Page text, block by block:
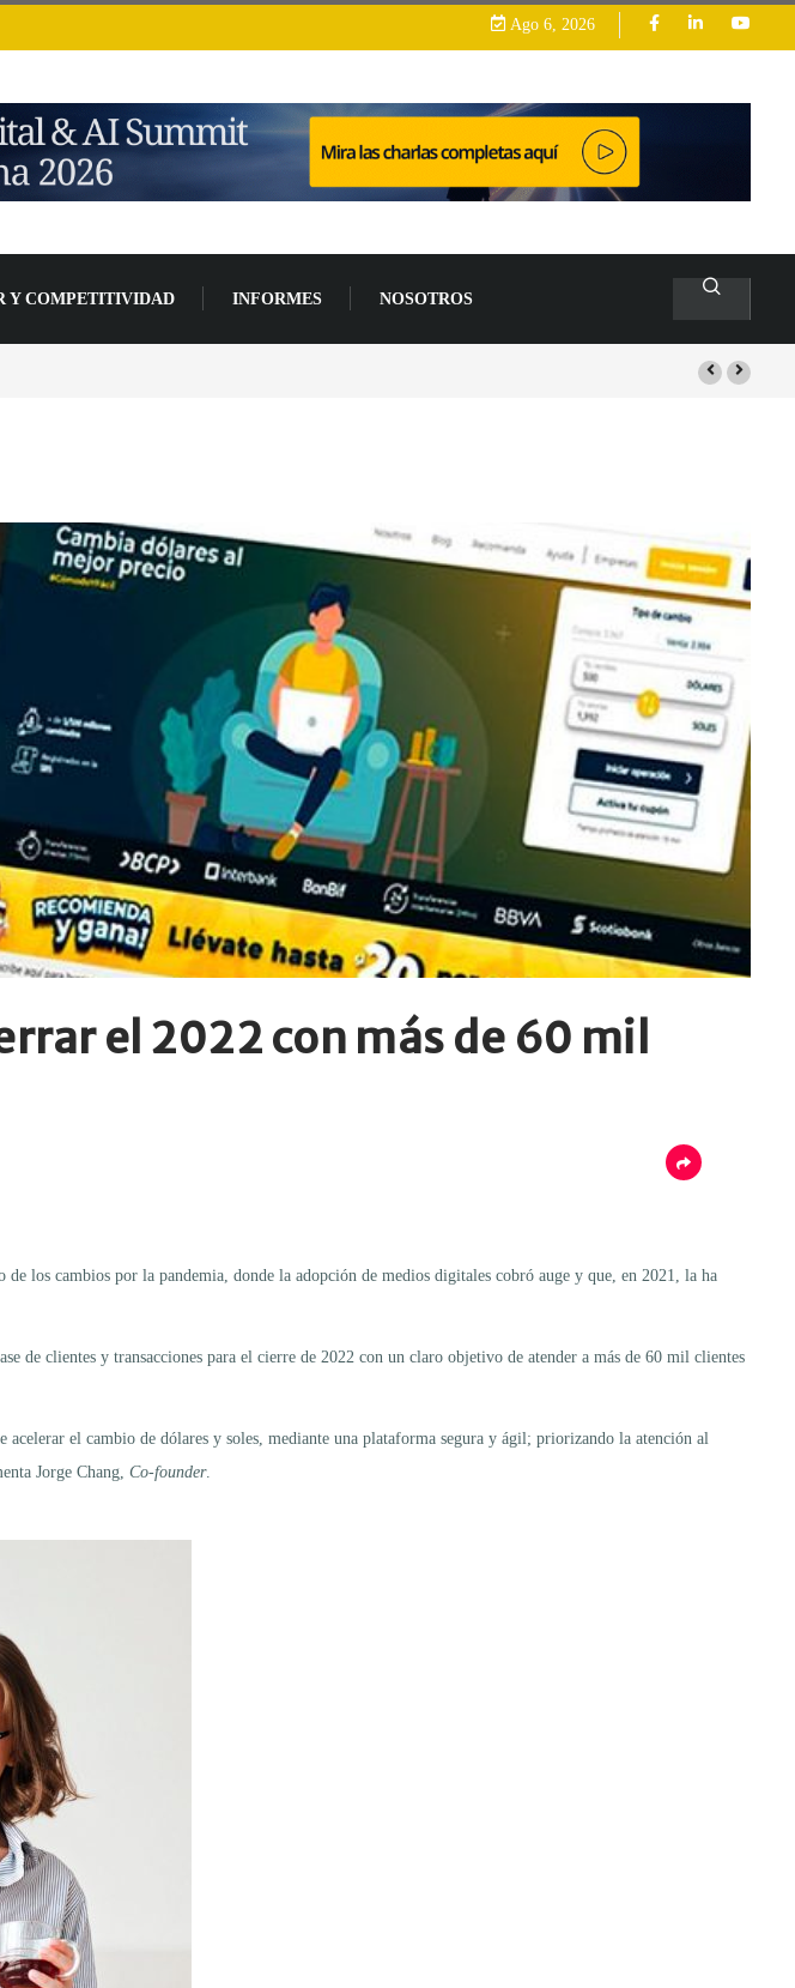
Ago 6, 2026
Y COMPETITIVIDAD INFORMES NOSOTROS
el 2022 con más de 60 mil
los cambios por la pandemia, donde la adopción de medios digitales cobró auge y que, en 2021, la ha
de clientes y transacciones para el cierre de 2022 con un claro objetivo de atender a más de 60 mil clientes
el cambio de dólares y soles, mediante una plataforma segura y ágil; priorizando la atención al
Jorge Chang, Co-founder.